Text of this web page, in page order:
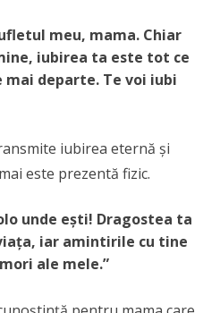
meu, mama. Chiar
iubirea ta este tot ce
departe. Te voi iubi
iubirea eternă și
este prezentă fizic.
unde ești! Dragostea ta
iar amintirile cu tine
ale mele.”